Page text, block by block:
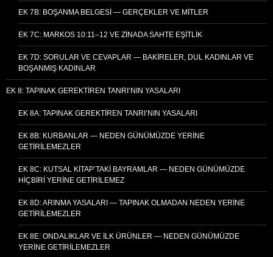
EK 7B: BOŞANMA BELGESI — GERÇEKLER VE MITLER
EK 7C: MARKOS 10:11–12 VE ZINADA SAHTE EŞITLIK
EK 7D: SORULAR VE CEVAPLAR — BAKIRELER, DUL KADINLAR VE
BOŞANMIŞ KADINLAR
EK 8: TAPINAK GEREKTIREN TANRI’NIN YASALARI
EK 8A: TAPINAK GEREKTIREN TANRI’NIN YASALARI
EK 8B: KURBANLAR — NEDEN GÜNÜMÜZDE YERINE
GETIRILEMEZLER
EK 8C: KUTSAL KITAP’TAKI BAYRAMLAR — NEDEN GÜNÜMÜZDE
HIÇBIRI YERINE GETIRILEMEZ
EK 8D: ARINMA YASALARI — TAPINAK OLMADAN NEDEN YERINE
GETIRILEMEZLER
EK 8E: ONDALIKLAR VE İLK ÜRÜNLER — NEDEN GÜNÜMÜZDE
YERINE GETIRILEMEZLER